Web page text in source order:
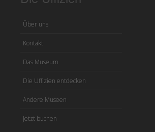
Über uns
Kontakt
Das Museum
Die Uffizien entdecken
Andere Museen
Jetzt buchen